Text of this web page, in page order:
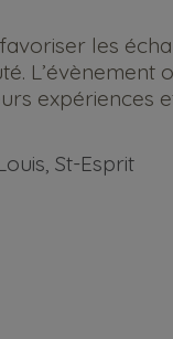
les
L’évènement
expériences
St-Esprit